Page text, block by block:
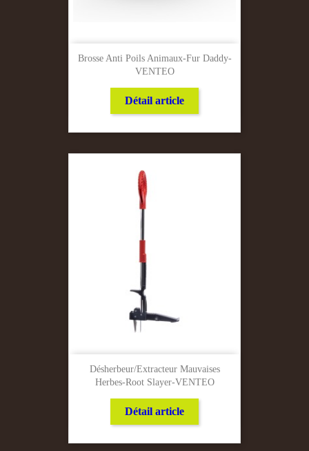
Brosse Anti Poils Animaux-Fur Daddy-
VENTEO
Détail article
Désherbeur/Extracteur Mauvaises
Herbes-Root Slayer-VENTEO
Détail article